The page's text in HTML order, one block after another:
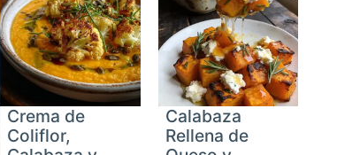
Crema de
Coliflor,
Calabaza
Rellena de